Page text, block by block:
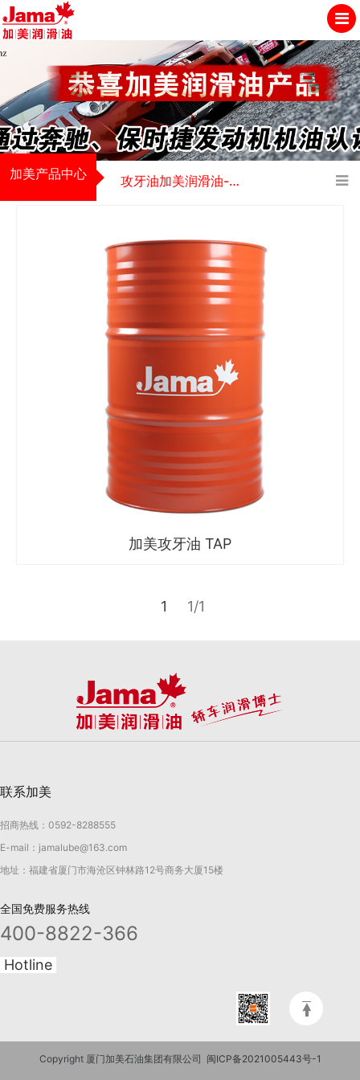
加美产品中心 攻牙油加美润滑油-专业做工业汽车润滑油品牌加盟代理
加美攻牙油 TAP
1 1/1
联系加美
招商热线：0592-8288555
E-mail：jamalube@163.com
地址：福建省厦门市海沧区钟林路12号商务大厦15楼
全国免费服务热线
400-8822-366
Hotline
Copyright 厦门加美石油集团有限公司 闽ICP备2021005443号-1